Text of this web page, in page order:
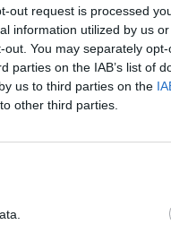
out request is processed
information utilized by us
You may separately
parties on the IAB’s list of
us to third parties on the
other third parties.
a tárcavezetővel
a
Alexandru